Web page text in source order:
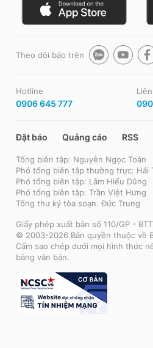
Theo dõi báo trên
Hotline
0906 645 777
Đặt báo Quảng cáo RSS
Tổng biên tập: Nguyễn Ngọc Toàn
Phó tổng biên tập thường trực: Hải
Phó tổng biên tập: Lâm Hiếu Dũng
Phó tổng biên tập: Trần Việt Hưng
Tổng thư ký tòa soạn: Đức Trung
Giấy phép xuất bản số 110/GP -
© 2003-2026 Bản quyền thuộc về
Cấm sao chép dưới mọi hình thức
bằng văn bản.